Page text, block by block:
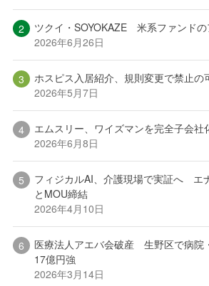
ツクイ・SOYOKAZE 米系ファンド
2026年6月26日
ホスピス入居紹介、規則変更で禁止
2026年5月7日
エムスリー、ワイズマンを完全子会社
2026年6月8日
フィジカルAI、介護現場で実証へ エ
とMOU締結
2026年4月10日
医療法人アエバ会破産 生野区で病院
17億円強
2026年3月14日